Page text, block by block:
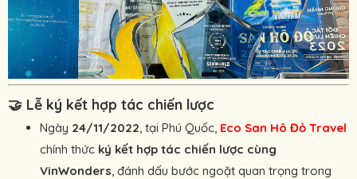
🤝 Lễ ký kết hợp tác chiến lược
Ngày 24/11/2022, tại Phú Quốc, Eco San Hô Đỏ Travel
chính thức ký kết hợp tác chiến lược cùng
VinWonders, đánh dấu bước ngoặt quan trọng trong